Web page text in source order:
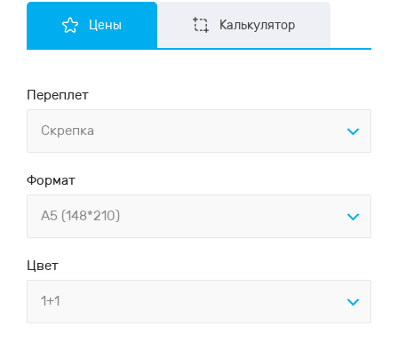
Цены Калькулятор
Переплет
Скрепка
Формат
А5 (148*210)
Цвет
1+1